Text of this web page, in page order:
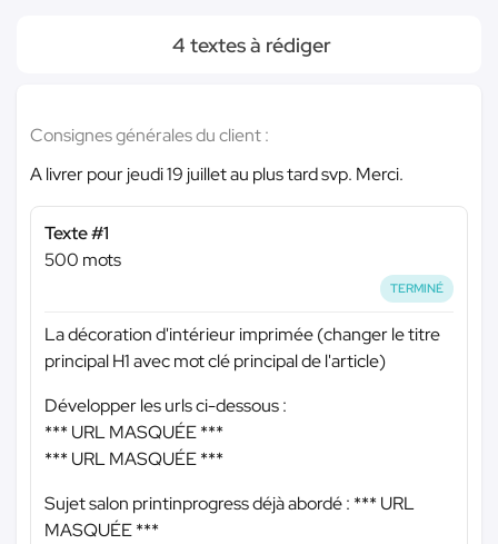
4 textes à rédiger
Consignes générales du client :
A livrer pour jeudi 19 juillet au plus tard svp. Merci.
Texte #1
500 mots
TERMINÉ
La décoration d'intérieur imprimée (changer le titre
principal H1 avec mot clé principal de l'article)
Développer les urls ci-dessous :
*** URL MASQUÉE ***
*** URL MASQUÉE ***
Sujet salon printinprogress déjà abordé : *** URL
MASQUÉE ***